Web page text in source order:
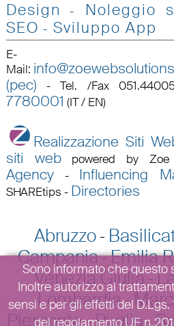
Design
- Noleggio
SEO - Sviluppo App
E-
Mail:
(pec) -Tel. /Fax
7780001 (IT / EN)
Realizzazione Siti
siti webpowered by
Agency- Influencing
SHAREtips - Directories
Abruzzo-
Campania-Emilia
Venezia Giulia-
Lombardia-
Piemonte-Puglia-
Sono informato che questo
Inoltre autorizzo al
sensi e per gli effetti del D.Lgs.
del regolamento UE